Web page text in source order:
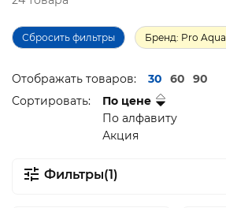
Сбросить фильтры Бренд: Pro Aqua
Отображать товаров: 30 60
90
Сортировать:
По цене
По алфавиту
Акция
Фильтры(1)